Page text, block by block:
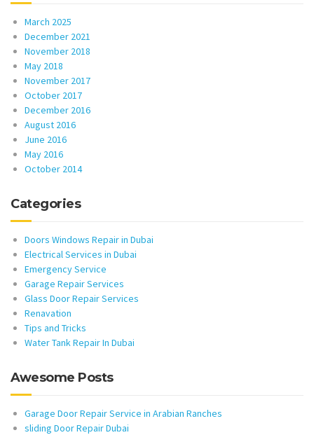
March 2025
December 2021
November 2018
May 2018
November 2017
October 2017
December 2016
August 2016
June 2016
May 2016
October 2014
Categories
Doors Windows Repair in Dubai
Electrical Services in Dubai
Emergency Service
Garage Repair Services
Glass Door Repair Services
Renavation
Tips and Tricks
Water Tank Repair In Dubai
Awesome Posts
Garage Door Repair Service in Arabian Ranches
sliding Door Repair Dubai